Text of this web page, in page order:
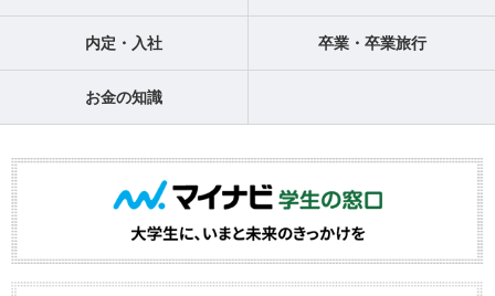
内定・入社 卒業・卒業旅行
お金の知識